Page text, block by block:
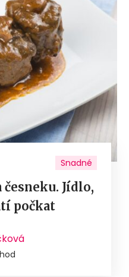
Snadné
česneku. Jídlo,
počkat